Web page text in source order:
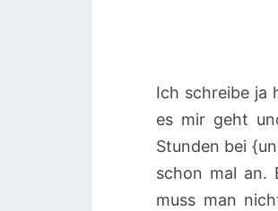
Ich schreibe ja
es mir geht
Stunden bei
schon mal an.
muss man